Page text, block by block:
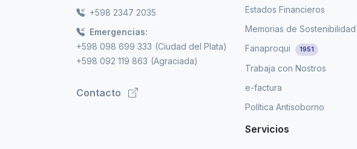
+598 2347 2035
Emergencias:
+598 098 699 333 (Ciudad del Plata)
+598 092 119 863 (Agraciada)
Contacto
Estados Financieros
Memorias de Sostenibilidad
Fanaproqui
1951
Trabaja con Nostros
e-factura
Política Antisoborno
Servicios